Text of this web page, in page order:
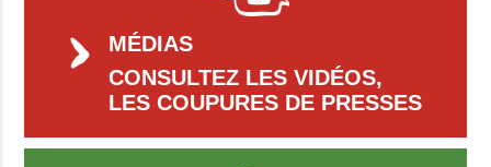
MÉDIAS
CONSULTEZ LES VIDÉOS,
LES COUPURES DE PRESSES